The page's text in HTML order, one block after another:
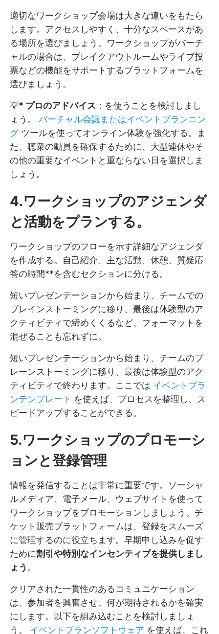
適切なワークショップ会場は大きな違いをもたら
します。アクセスしやすく、十分なスペースがあ
る場所を選びましょう。ワークショップがバーチ
ャルの場合は、ブレイクアウトルームやライブ投
票などの機能をサポートするプラットフォームを
選びましょう。
💡* プロのアドバイス ：を使うことを検討しまし
ょう。 バーチャル会議またはイベントプランニン
グツールを使ってオンライン体験を強化する。ま
た、聴衆の動員を確保するために、大型連休やそ
の他の重要なイベントと重ならない日を選択しま
しょう。
4.ワークショップのアジェンダ
と活動をプランする。
ワークショップのフローを示す詳細なアジェンダ
を作成する。自己紹介、主な活動、休憩、質疑応
答の時間**を含むセクションに分ける。
短いプレゼンテーションから始まり、チームでの
ブレインストーミングに移り、最後は体験型のア
クティビティで締めくくるなど、フォーマットを
混ぜることも忘れずに。
短いプレゼンテーションから始まり、チームのブ
レーンストーミングに移り、最後は体験型のアク
ティビティで終わります。ここでは イベントプラ
ンテンプレート を使えば、プロセスを整理し、ス
ピードアップすることができる。
5.ワークショップのプロモーシ
ョンと登録管理
情報を発信することは非常に重要です。ソーシャ
ルメディア、電子メール、ウェブサイトを使って
ワークショップをプロモーションしましょう。チ
ケット販売プラットフォームは、登録をスムーズ
に管理するのに役立ちます。早期申し込みを促す
ために割引や特別なインセンティブを提供しまし
ょう 。
クリアされた一貫性のあるコミュニケーション
は、参加者を興奮させ、何が期待されるかを確実
にします。以下を組み込むことを検討しましょ
う。 イベントプランソフトウェア を使えば、これ